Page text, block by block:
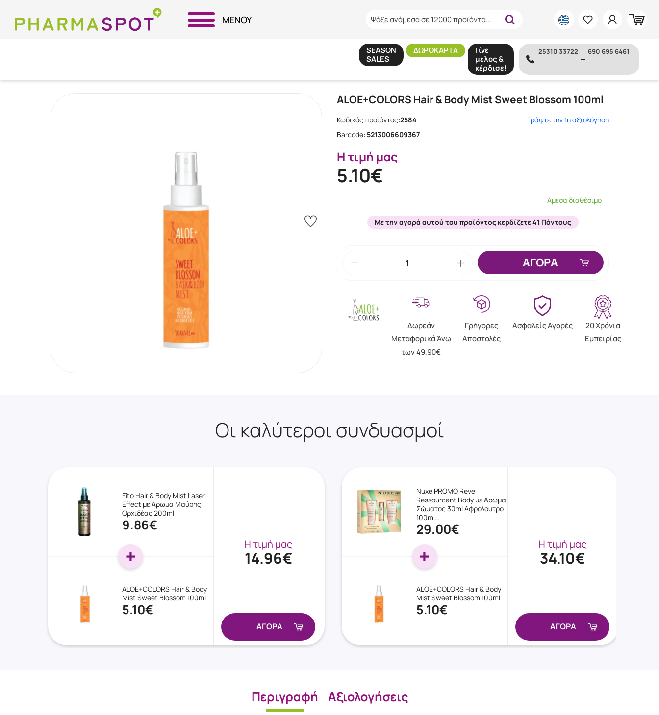
ΜΕΝΟΥ Ψάξε ανάμεσα σε 12000 προϊόντα...
SEASON
SALES
ΔΩΡΟΚΑΡΤΑ
Γίνε
μέλος &
κέρδισε!
25310 33722 690 695 6461
ALOE+COLORS Hair & Body Mist Sweet Blossom 100ml
ALOE+COLORS Hair & Body Mist Sweet Blossom 100ml
Κωδικός προϊόντος:2584
Γράψτε την 1η αξιολόγηση
Barcode: 5213006609367
Η τιμή μας
5.10€
Άμεσα διαθέσιμο
Με την αγορά αυτού του προϊόντος κερδίζετε 41 Πόντους
ΑΓΟΡΑ
Δωρεάν
Μεταφορικά Άνω
των 49,90€
Γρήγορες
Αποστολές
Ασφαλείς Αγορές
20 Χρόνια
Εμπειρίας
Οι καλύτεροι συνδυασμοί
Fito Hair & Body Mist Laser
Effect με Αρωμα Μαύρης
Ορχιδέας 200ml
9.86€
ALOE+COLORS Hair & Body
Mist Sweet Blossom 100ml
5.10€
Η τιμή μας
14.96€
ΑΓΟΡΑ
Nuxe PROMO Reve
Ressourcant Body με Αρωμα
Σώματος 30ml Αφρόλουτρο
100m …
29.00€
ALOE+COLORS Hair & Body
Mist Sweet Blossom 100ml
5.10€
Η τιμή μας
34.10€
ΑΓΟΡΑ
Περιγραφή Αξιολογήσεις